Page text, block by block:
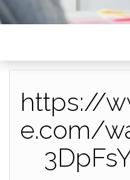
https://
e.com/